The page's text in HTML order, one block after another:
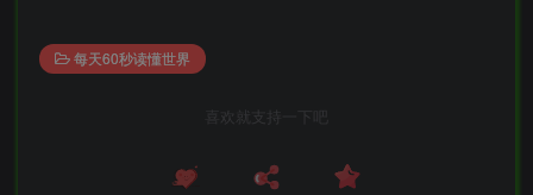
每天60秒读懂世界
喜欢就支持一下吧